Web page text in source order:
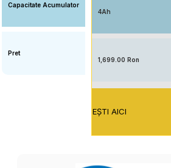
Capacitate Acumulator
Pret
4Ah
1,699.00 Ron
EŞTI AICI